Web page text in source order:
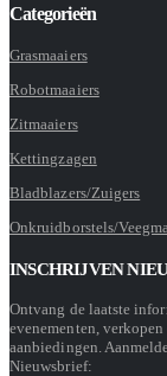
Categorieën
Grasmaaiers
Robotmaaiers
Zitmaaiers
Kettingzagen
Bladblazers/Zuigers
Onkruidborstels/
INSCHRIJVEN
Ontvang de laatste
evenementen, verkopen
aanbiedingen.
Nieuwsbrief: